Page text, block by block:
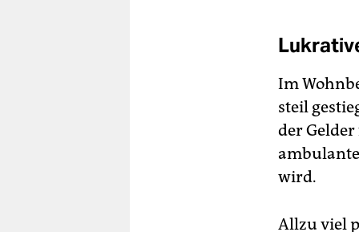
Im
steil
der
wird.
Allzu viel